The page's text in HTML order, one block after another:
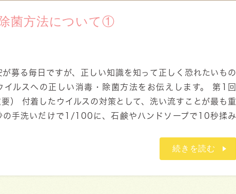
菌方法について①
募る毎日ですが、正しい知識を知って正しく恐れたいもの
ルスへの正しい消毒・除菌方法をお伝えします。 第1回
付着したウイルスの対策として、洗い流すことが最も重
の手洗いだけで1/100に、石鹸やハンドソープで10秒揉み
続きを読む